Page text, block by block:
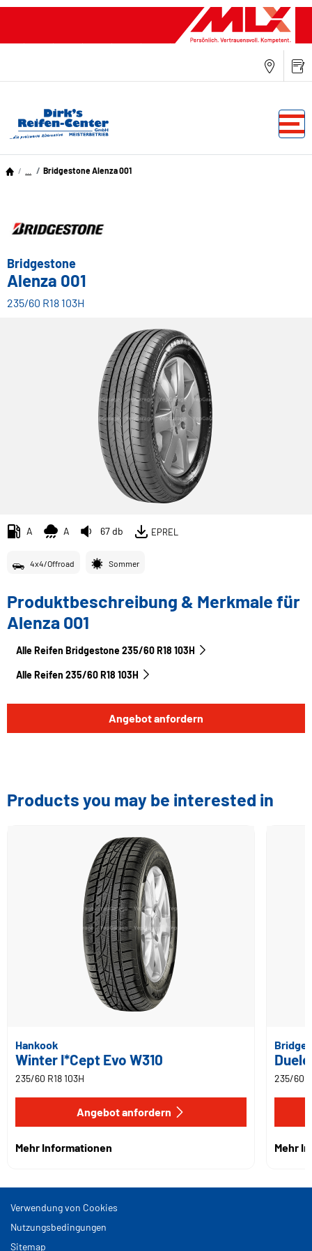
Bridgestone Alenza 001
Bridgestone
Alenza 001
235/60 R18 103H
A A 67 db EPREL
4x4/Offroad Sommer
Produktbeschreibung & Merkmale für
Alenza 001
Alle Reifen Bridgestone 235/60 R18 103H
Alle Reifen‎ 235/60 R18 103H
Angebot anfordern
Products you may be interested in
Hankook
Winter I*Cept Evo W310
235/60 R18 103H
Angebot anfordern
Mehr Informationen
235/60
Mehr
Verwendung von Cookies
Nutzungsbedingungen
Sitemap